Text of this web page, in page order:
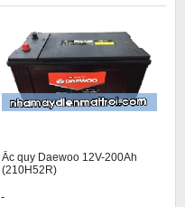
Ắc quy Daewoo 12V-200Ah
(210H52R)